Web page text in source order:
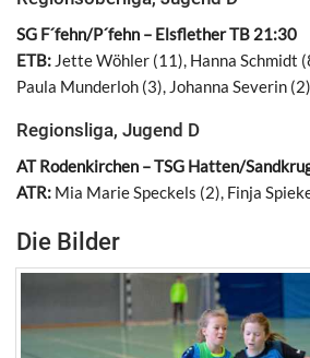
SG F´fehn/P´fehn – Elsflether TB 21:30
ETB: Jette Wöhler (11), Hanna Schmidt
Paula Munderloh (3), Johanna Severin
Regionsliga, Jugend D
AT Rodenkirchen – TSG Hatten/
ATR: Mia Marie Speckels (2), Finja
Die Bilder